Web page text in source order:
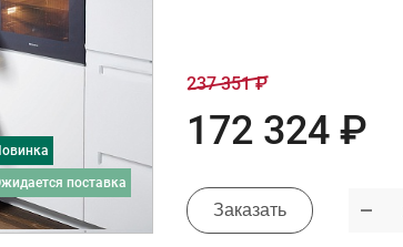
Новинка
ожидается поставка
237 351 ₽
172 324 ₽
Заказать